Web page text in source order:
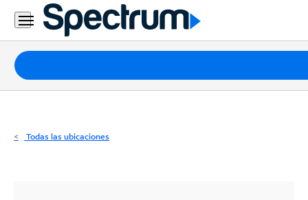
Residencial
Business
Paquetes
Internet
Todas las ubicaciones